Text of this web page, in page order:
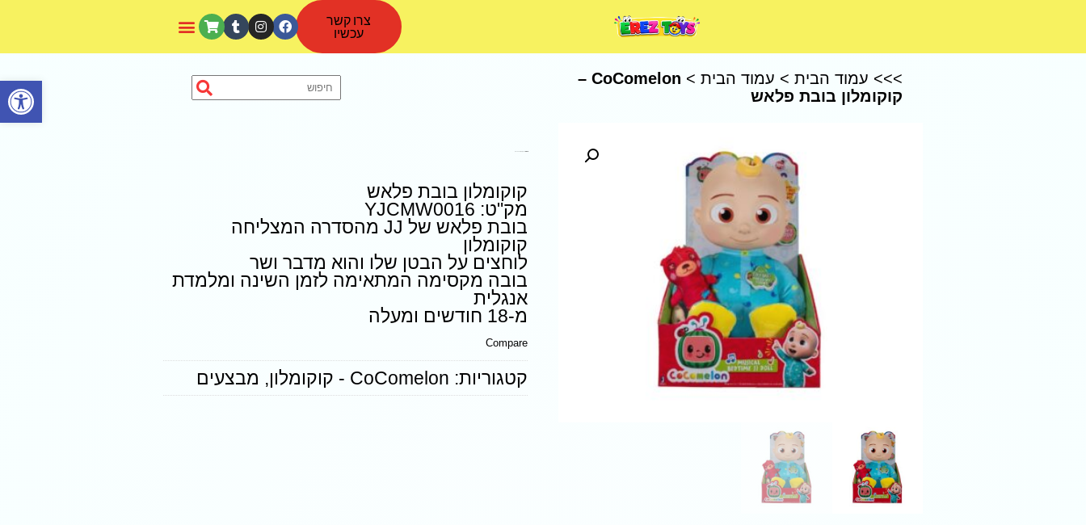
פתח סרגל נגישות
צרו קשר
עכשיו
>>> עמוד הבית > עמוד הבית >
CoComelon –
קוקומלון בובת פלאש
קוקומלון בובת פלאש
מק"ט: YJCMW0016
בובת פלאש של JJ מהסדרה המצליחה
קוקומלון
לוחצים על הבטן שלו והוא מדבר ושר
בובה מקסימה המתאימה לזמן השינה ומלמדת
אנגלית
מ-18 חודשים ומעלה
Compare
קטגוריות: CoComelon - קוקומלון , מבצעים